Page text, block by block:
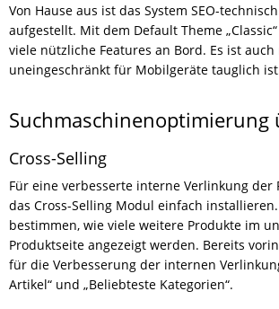
Von Hause aus ist das System SEO-
aufgestellt. Mit dem Default Theme
viele nützliche Features an Bord. Es ist auch
uneingeschränkt für Mobilgeräte tauglich
Suchmaschinenoptimierung
Cross-Selling
Für eine verbesserte interne Verlinkung der
das Cross-Selling Modul einfach
bestimmen, wie viele weitere Produkte im
Produktseite angezeigt werden. Bereits
für die Verbesserung der internen
Artikel“ und „Beliebteste Kategorien“.